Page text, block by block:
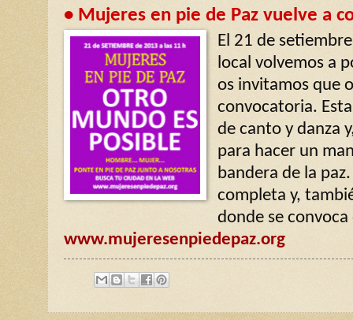
• Mujeres en pie de Paz vuelve a
El 21 de
local volvemos a
os invitamos que
convocatoria.
de canto y danza
para hacer un
bandera de la
completa y,
donde se
www.mujeresenpiedepaz.org